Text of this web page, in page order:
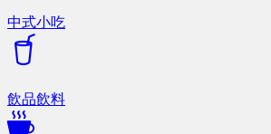
中式小吃
飲品飲料